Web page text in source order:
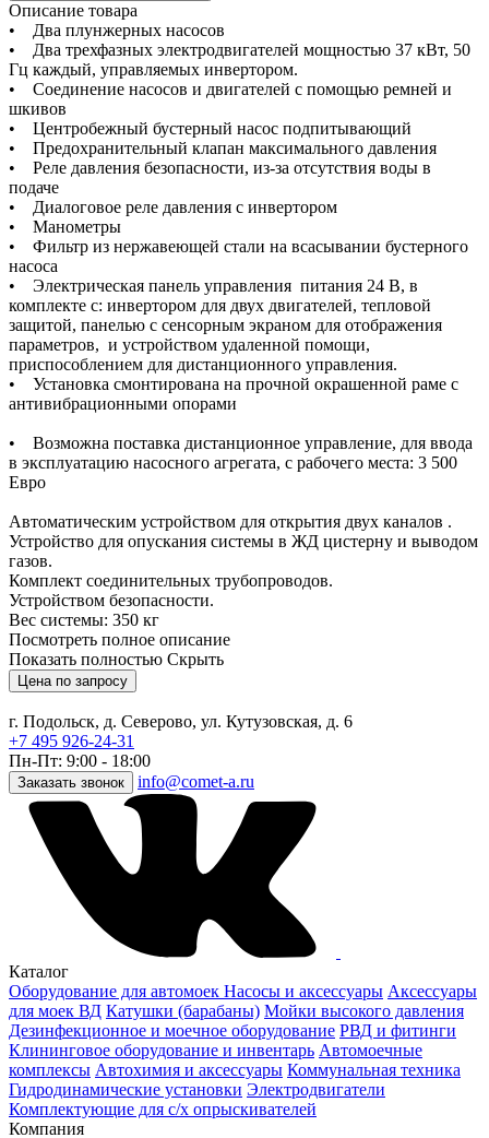
Описание товара
• Два плунжерных насосов
• Два трехфазных электродвигателей мощностью 37 кВт, 50
Гц каждый, управляемых инвертором.
• Соединение насосов и двигателей с помощью ремней и
шкивов
• Центробежный бустерный насос подпитывающий
• Предохранительный клапан максимального давления
• Реле давления безопасности, из-за отсутствия воды в
подаче
• Диалоговое реле давления с инвертором
• Манометры
• Фильтр из нержавеющей стали на всасывании бустерного
насоса
• Электрическая панель управления питания 24 В, в
комплекте с: инвертором для двух двигателей, тепловой
защитой, панелью с сенсорным экраном для отображения
параметров, и устройством удаленной помощи,
приспособлением для дистанционного управления.
• Установка смонтирована на прочной окрашенной раме с
антивибрационными опорами
• Возможна поставка дистанционное управление, для ввода
в эксплуатацию насосного агрегата, с рабочего места: 3 500
Евро
Автоматическим устройством для открытия двух каналов .
Устройство для опускания системы в ЖД цистерну и выводом
газов.
Комплект соединительных трубопроводов.
Устройством безопасности.
Вес системы: 350 кг
Посмотреть полное описание
Показать полностью Скрыть
Цена по запросу
г. Подольск, д. Северово, ул. Кутузовская, д. 6
+7 495 926-24-31
Пн-Пт: 9:00 - 18:00
Заказать звонок info@comet-a.ru
Каталог
Оборудование для автомоек Насосы и аксессуары Аксессуары
для моек ВД Катушки (барабаны) Мойки высокого давления
Дезинфекционное и моечное оборудование РВД и фитинги
Клининговое оборудование и инвентарь Автомоечные
комплексы Автохимия и аксессуары Коммунальная техника
Гидродинамические установки Электродвигатели
Комплектующие для с/х опрыскивателей
Компания